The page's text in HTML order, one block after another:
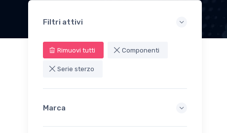
Filtri attivi
Rimuovi tutti Componenti
Serie sterzo
Marca